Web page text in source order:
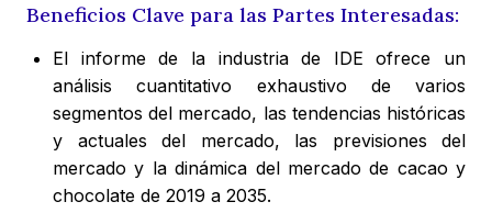
Beneficios Clave para las Partes Interesadas:
El informe de la industria de IDE ofrece un
análisis cuantitativo exhaustivo de varios
segmentos del mercado, las tendencias históricas
y actuales del mercado, las previsiones del
mercado y la dinámica del mercado de cacao y
chocolate de 2019 a 2035.